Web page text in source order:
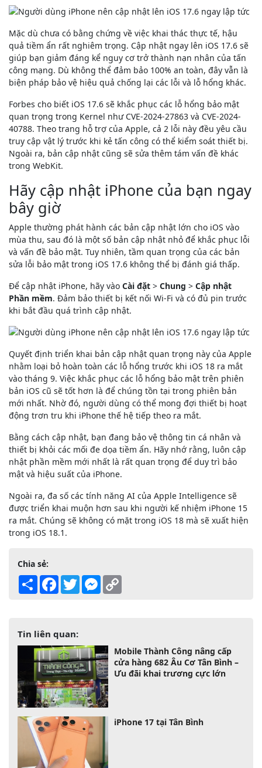
Mặc dù chưa có bằng chứng về việc khai thác thực tế, hậu
quả tiềm ẩn rất nghiêm trọng. Cập nhật ngay lên iOS 17.6 sẽ
giúp bạn giảm đáng kể nguy cơ trở thành nạn nhân của tấn
công mạng. Dù không thể đảm bảo 100% an toàn, đây vẫn là
biện pháp bảo vệ hiệu quả chống lại các lỗi và lỗ hổng khác.
Forbes cho biết iOS 17.6 sẽ khắc phục các lỗ hổng bảo mật
quan trọng trong Kernel như CVE-2024-27863 và CVE-2024-
40788. Theo trang hỗ trợ của Apple, cả 2 lỗi này đều yêu cầu
truy cập vật lý trước khi kẻ tấn công có thể kiểm soát thiết bị.
Ngoài ra, bản cập nhật cũng sẽ sửa thêm tám vấn đề khác
trong WebKit.
Hãy cập nhật iPhone của bạn ngay
bây giờ
Apple thường phát hành các bản cập nhật lớn cho iOS vào
mùa thu, sau đó là một số bản cập nhật nhỏ để khắc phục lỗi
và vấn đề bảo mật. Tuy nhiên, tầm quan trọng của các bản
sửa lỗi bảo mật trong iOS 17.6 không thể bị đánh giá thấp.
Để cập nhật iPhone, hãy vào Cài đặt > Chung > Cập nhật
Phần mềm. Đảm bảo thiết bị kết nối Wi-Fi và có đủ pin trước
khi bắt đầu quá trình cập nhật.
Quyết định triển khai bản cập nhật quan trọng này của Apple
nhằm loại bỏ hoàn toàn các lỗ hổng trước khi iOS 18 ra mắt
vào tháng 9. Việc khắc phục các lỗ hổng bảo mật trên phiên
bản iOS cũ sẽ tốt hơn là để chúng tồn tại trong phiên bản
mới nhất. Nhờ đó, người dùng có thể mong đợi thiết bị hoạt
động trơn tru khi iPhone thế hệ tiếp theo ra mắt.
Bằng cách cập nhật, bạn đang bảo vệ thông tin cá nhân và
thiết bị khỏi các mối đe dọa tiềm ẩn. Hãy nhớ rằng, luôn cập
nhật phần mềm mới nhất là rất quan trọng để duy trì bảo
mật và hiệu suất của iPhone.
Ngoài ra, đa số các tính năng AI của Apple Intelligence sẽ
được triển khai muộn hơn sau khi người kế nhiệm iPhone 15
ra mắt. Chúng sẽ không có mặt trong iOS 18 mà sẽ xuất hiện
trong iOS 18.1.
Chia sẻ:
Share Facebook
TwitterMessenger
Tin liên quan:
Mobile Thành Công nâng cấp
cửa hàng 682 Âu Cơ Tân Bình –
Ưu đãi khai trương cực lớn
iPhone 17 tại Tân Bình